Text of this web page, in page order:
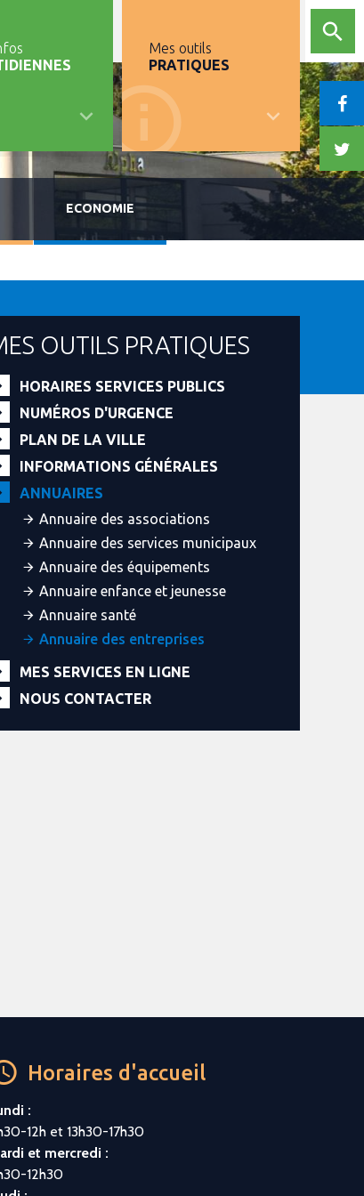
Mes outils
PRATIQUES
ECONOMIE
OUTILS PRATIQUES
HORAIRES SERVICES PUBLICS
NUMÉROS D'URGENCE
PLAN DE LA VILLE
INFORMATIONS GÉNÉRALES
ANNUAIRES
Annuaire des associations
Annuaire des services municipaux
Annuaire des équipements
Annuaire enfance et jeunesse
Annuaire santé
Annuaire des entreprises
MES SERVICES EN LIGNE
NOUS CONTACTER
Horaires d'accueil
:
12h et 13h30-17h30
et mercredi :
12h30